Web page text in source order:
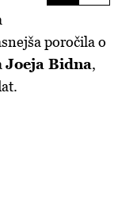
poročila o
Joeja Bidna,